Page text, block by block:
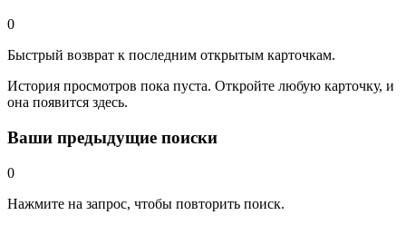
0
Быстрый возврат к последним открытым карточкам.
История просмотров пока пуста. Откройте любую карточку, и
она появится здесь.
Ваши предыдущие поиски
0
Нажмите на запрос, чтобы повторить поиск.